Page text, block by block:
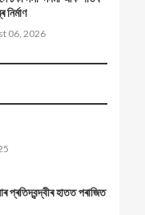
06, 2026
প্ৰতিদ্বন্দ্বীৰ হাতত পৰাজিত